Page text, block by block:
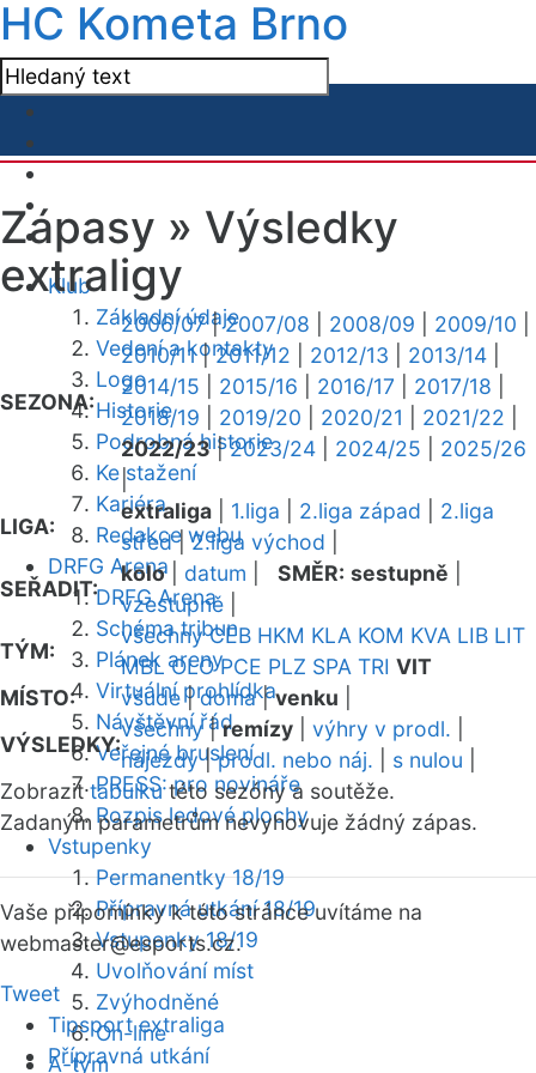
HC Kometa Brno
Klub
Základní údaje
Vedení a kontakty
Logo
Historie
Podrobná historie
Ke stažení
Kariéra
Redakce webu
DRFG Arena
DRFG Arena
Schéma tribun
Plánek areny
Virtuální prohlídka
Návštěvní řád
Veřejné bruslení
PRESS: pro novináře
Rozpis ledové plochy
Vstupenky
Permanentky 18/19
Přípravná utkání 18/19
Vstupenky 18/19
Uvolňování míst
Zvýhodněné
On-line
A-tým
Zápasy » Výsledky
extraligy
SEZONA:
2006/07|2007/08 2008/09 2009/10
2010/11|2011/12 2012/13 2013/14
2014/15
2015/16 2016/17 2017/18
2018/19
2019/20 2020/21 2021/22
2022/23|2023/24 2024/25
2025/26
|
LIGA:
extraliga 1.liga 2.liga západ
2.liga
střed|2.liga východ
SEŘADIT:
kolo| datum SMĚR: sestupně
vzestupně
TÝM:
všechny CEB HKM KLA KOM KVA LIB LIT
MBL OLO PCE PLZ SPA TRI VIT
MÍSTO:
všude|doma|venku
VÝSLEDKY:
všechny|remízy výhry v prodl.
nájezdy|prodl. nebo náj. s nulou
Zobrazittabulkutéto sezóny a soutěže.
Zadaným parametrům nevyhovuje žádný zápas.
Vaše připomínky k této stránce uvítáme na
webmaster@esports.cz.
Tweet
Tipsport extraliga
Přípravná utkání